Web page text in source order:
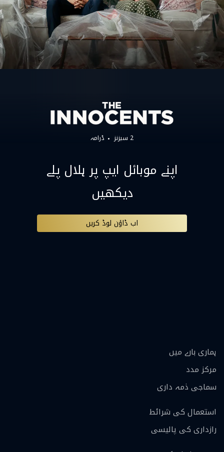
2 سیزنز ڈرامہ
اپنے موبائل ایپ پر ہلال پلے
دیکھیں
اب ڈاؤن لوڈ کریں
ہماری بارے ميں
مرکز مدد
سماجی ذمہ داری
استعمال کی شرائط
رازداری کی پالیسی